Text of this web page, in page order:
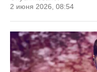
2 июня 2026, 08:54